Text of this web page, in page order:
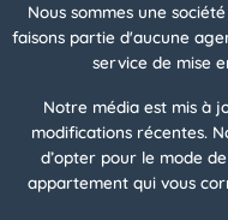
Nous sommes une
faisons partie d'aucune
service de mise
Notre média est mis à
modifications récentes.
d’opter pour le mode
appartement qui vous